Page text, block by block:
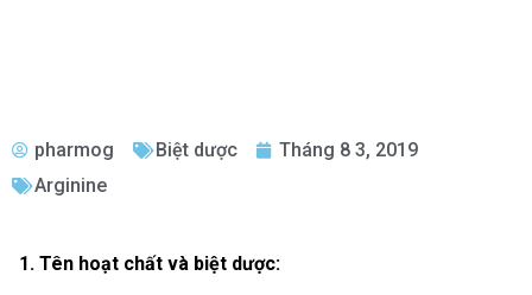
pharmog Biệt dược
Tháng 8 3, 2019
Arginine
1. Tên hoạt chất và biệt dược: